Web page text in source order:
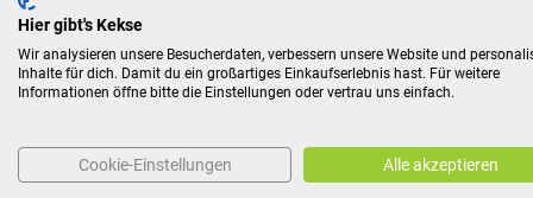
Preise inkl. MwSt.
Hier gibt's Kekse
Wir analysieren unsere Besucherdaten, verbessern unsere Website und
Inhalte für dich. Damit du ein großartiges Einkaufserlebnis hast. Für weitere
Informationen öffne bitte die Einstellungen oder vertrau uns einfach.
Cookie-Einstellungen Alle akzeptieren